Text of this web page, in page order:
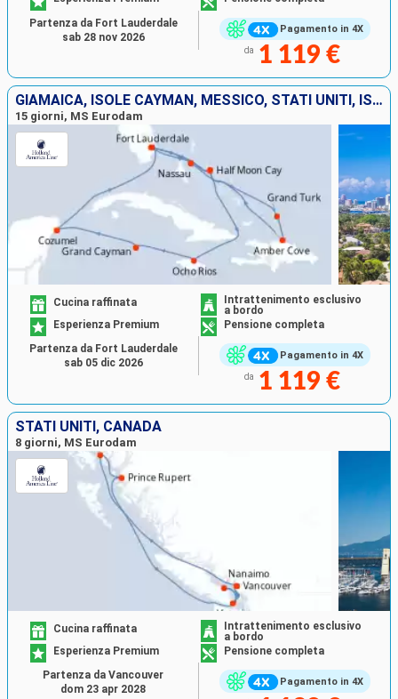
Pagamento in 4X
da 1 119 €
Partenza da Fort Lauderdale
sab 28 nov 2026
GIAMAICA, ISOLE CAYMAN, MESSICO, STATI UNITI, ISOLE TURKS E CAICOS, REPUBBLICA DOMINICANA, BAHAMAS
15 giorni, MS Eurodam
Pagamento in 4X
Cucina raffinata
Intrattenimento esclusivo
a bordo
Esperienza Premium
Pensione completa
da 1 119 €
Partenza da Fort Lauderdale
sab 05 dic 2026
STATI UNITI, CANADA
8 giorni, MS Eurodam
Pagamento in 4X
Cucina raffinata
Intrattenimento esclusivo
a bordo
Esperienza Premium
Pensione completa
Partenza da Vancouver
dom 23 apr 2028